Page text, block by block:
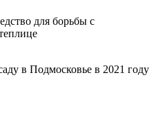
для борьбы с
в Подмосковье в 2021 году